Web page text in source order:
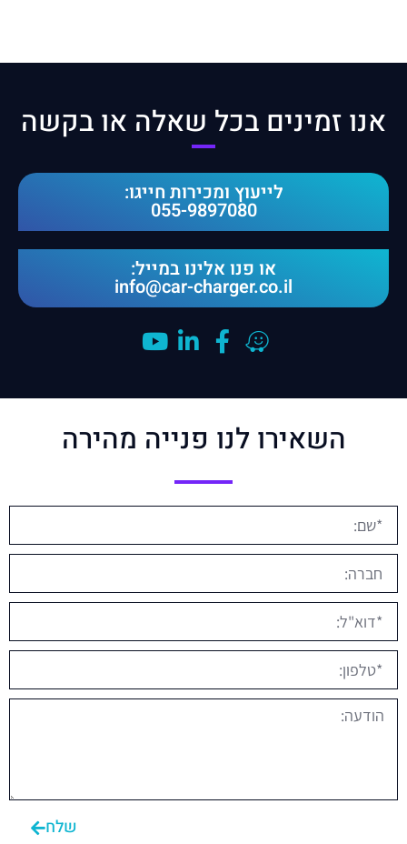
אנו זמינים בכל שאלה או בקשה​
לייעוץ ומכירות חייגו:
055-9897080
או פנו אלינו במייל:
info@car-charger.co.il
השאירו לנו פנייה מהירה
שלח